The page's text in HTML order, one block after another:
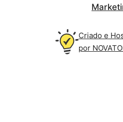
Criado e
por